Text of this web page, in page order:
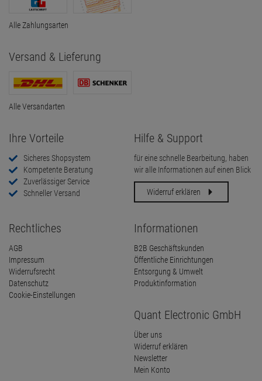
Alle Zahlungsarten
Versand & Lieferung
Alle Versandarten
Ihre Vorteile
Sicheres Shopsystem
Kompetente Beratung
Zuverlässiger Service
Schneller Versand
Hilfe & Support
für eine schnelle Bearbeitung, haben
wir alle Informationen auf einen Blick
Widerruf erklären
Rechtliches
AGB
Impressum
Widerrufsrecht
Datenschutz
Cookie-Einstellungen
Informationen
B2B Geschäftskunden
Öffentliche Einrichtungen
Entsorgung & Umwelt
Produktinformation
Quant Electronic GmbH
Über uns
Widerruf erklären
Newsletter
Mein Konto